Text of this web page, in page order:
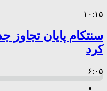
۱۰:۱۵
سنتکام پایان تجاوز
کرد
۶:۰۵